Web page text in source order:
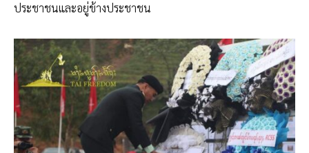
ประชาชนและอยู่ข้างประชาชน